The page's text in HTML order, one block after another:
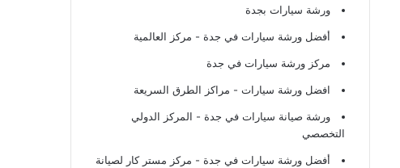
ورشة سيارات بجدة
أفضل ورشة سيارات في جدة - مركز العالمية
مركز ورشة سيارات في جدة
افضل ورشة سيارات - مراكز الطرق السريعة
ورشة صيانة سيارات في جدة - المركز الدولي
التخصصي
أفضل ورشة سيارات في جدة - مركز مستر كار لصيانة